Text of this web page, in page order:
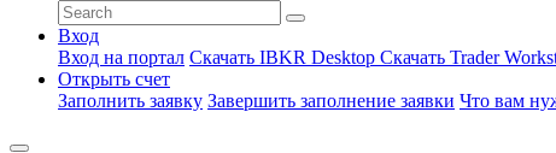
Вход
Вход на портал Скачать IBKR Desktop Скачать Trader
Открыть счет
Заполнить заявку Завершить заполнение заявки Что вам